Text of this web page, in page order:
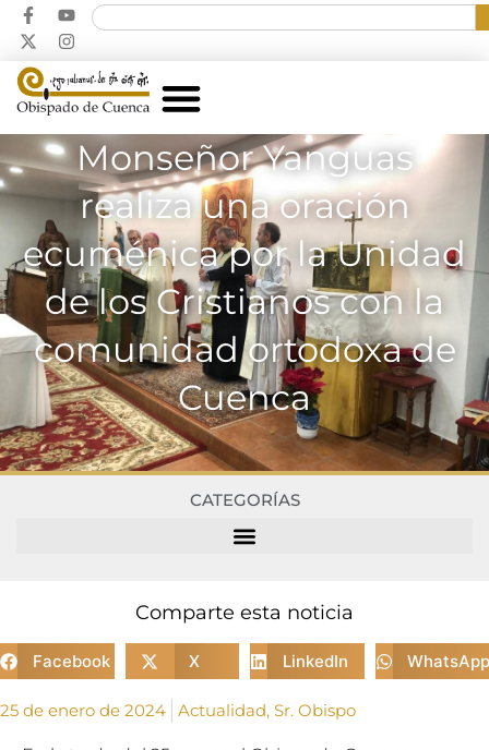
Monseñor Yanguas
realiza una oración
ecuménica por la Unidad
de los Cristianos con la
comunidad ortodoxa de
Cuenca
CATEGORÍAS
Comparte esta noticia
Facebook X LinkedIn WhatsApp
25 de enero de 2024 Actualidad, Sr. Obispo